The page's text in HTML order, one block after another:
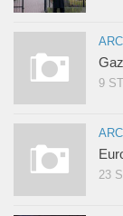
9
23